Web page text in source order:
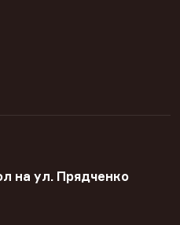
на ул. Прядченко